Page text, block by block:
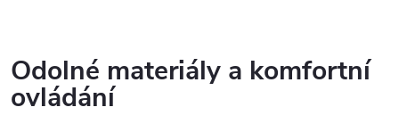
Odolné materiály a komfortní
ovládání